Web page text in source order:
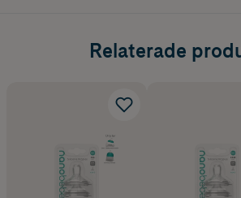
Relaterade